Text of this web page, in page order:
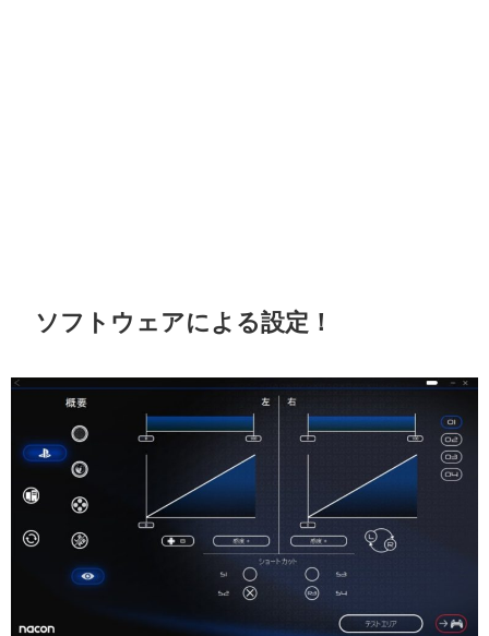
ソフトウェアによる設定！